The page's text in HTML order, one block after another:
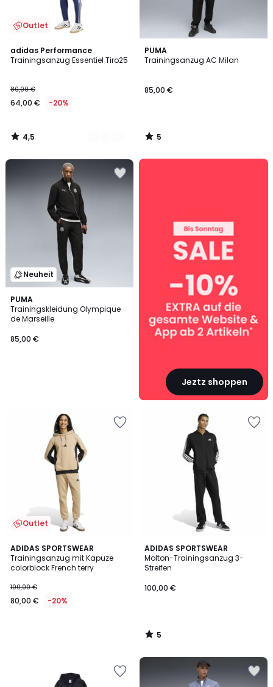
Outlet
adidas Performance
Trainingsanzug Essentiel Tiro25
80,00 €
64,00 € -20%
4,5
/ 5
2
Farben
4,5
/
PUMA
Trainingsanzug AC Milan
85,00 €
5
/
5
/
Neuheit
PUMA
Trainingskleidung Olympique
de Marseille
85,00 €
Jeztz shoppen
SALE
Artikeln*
Outlet
ADIDAS SPORTSWEAR
Trainingsanzug mit Kapuze
colorblock French terry
100,00 €
80,00 € -20%
ADIDAS SPORTSWEAR
Molton-Trainingsanzug 3-
Streifen
100,00 €
5
/
5
5
/